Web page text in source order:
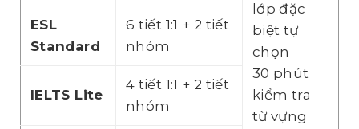
lớp đặc
biệt tự
chọn
30 phút
kiểm tra
từ vựng
ESL
Standard
6 tiết 1:1 + 2 tiết
nhóm
IELTS Lite
4 tiết 1:1 + 2 tiết
nhóm